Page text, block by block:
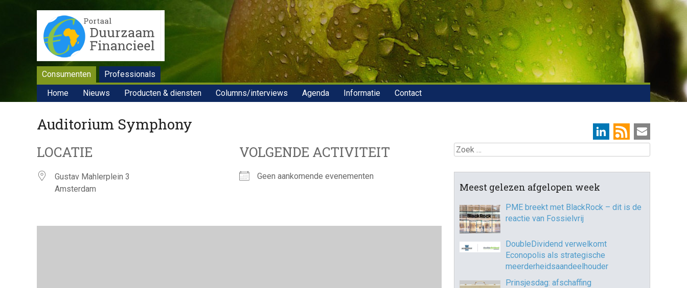
Consumenten
Professionals
Home
Nieuws Producten & diensten Columns/interviews Agenda Informatie Contact
Auditorium Symphony
LOCATIE
Gustav Mahlerplein 3
Amsterdam
VOLGENDE ACTIVITEIT
Geen aankomende evenementen
Zoek
Meest gelezen afgelopen week
PME breekt met BlackRock – dit is de
reactie van Fossielvrij
DoubleDividend verwelkomt
Econopolis als strategische
meerderheidsaandeelhouder
Prinsjesdag: afschaffing